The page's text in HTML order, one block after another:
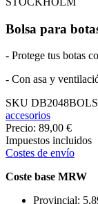
Bolsa para
- Protege tus botas
- Con asa y
SKU
accesorios
Precio: 89,00 €
Impuestos incluidos
Costes de envío
Coste base MRW
Provincial: